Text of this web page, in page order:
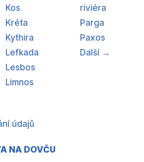
Kos
Kréta
Kythira
Lefkada
Lesbos
Limnos
riviéra
Parga
Paxos
Další →
údajů
NA DOVČU